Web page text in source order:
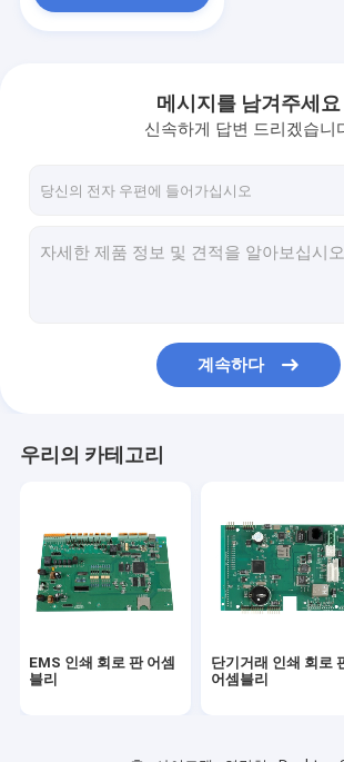
EMS 인쇄 회로 판 어셈블리
SMT 인쇄 회로 판 어셈블리
원형 인쇄 회로 판 어셈블리
자동차 PCBA
단기거래 PCB 원형
메시지를 남겨주세요
신속하게 답변 드리겠습니
계속하다
우리의 카테고리
EMS 인쇄 회로 판 어셈
블리
단기거래 인쇄 회로
어셈블리